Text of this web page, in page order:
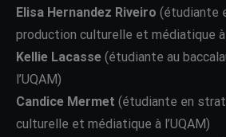
Elisa Hernandez Riveiro (étudiante
production culturelle et médiatique à
Kellie Lacasse (étudiante au
l’UQAM)
Candice Mermet (étudiante en
culturelle et médiatique à l’UQAM)